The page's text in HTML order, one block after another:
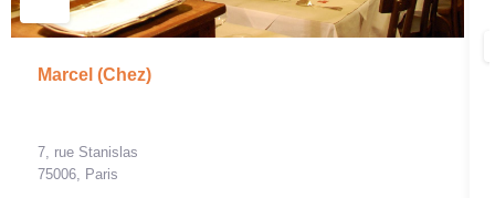
Marcel (Chez)
7, rue Stanislas
75006, Paris